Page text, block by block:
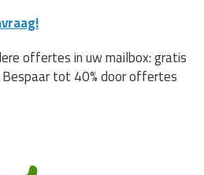
offertes in uw mailbox: gratis
Bespaar tot 40% door offertes